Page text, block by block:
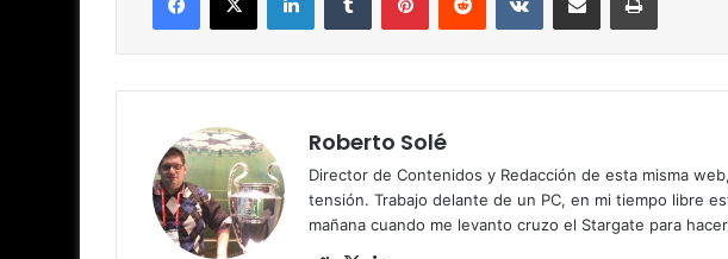
Roberto Solé
Director de Contenidos y Redacción de esta misma
tensión. Trabajo delante de un PC, en mi tiempo libre
mañana cuando me levanto cruzo el Stargate para